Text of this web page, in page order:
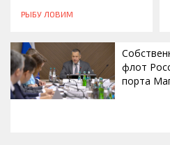
РЫБУ ЛОВИМ
флот
порта